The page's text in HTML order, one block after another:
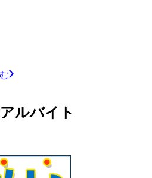
ルバイト